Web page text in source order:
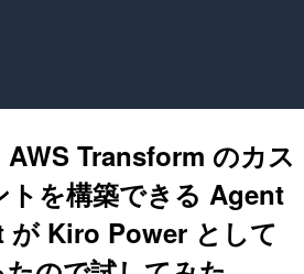
Transform のカス
トを構築できる Agent
Kiro Power として